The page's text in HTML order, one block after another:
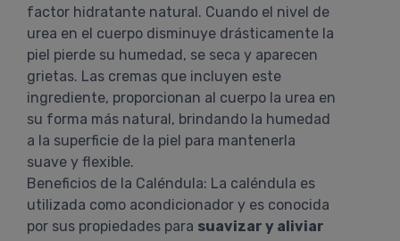
factor hidratante natural. Cuando el nivel de
urea en el cuerpo disminuye drásticamente la
piel pierde su humedad, se seca y aparecen
grietas. Las cremas que incluyen este
ingrediente, proporcionan al cuerpo la urea en
su forma más natural, brindando la humedad
a la superficie de la piel para mantenerla
suave y flexible.
Beneficios de la Caléndula: La caléndula es
utilizada como acondicionador y es conocida
por sus propiedades para suavizar y aliviar